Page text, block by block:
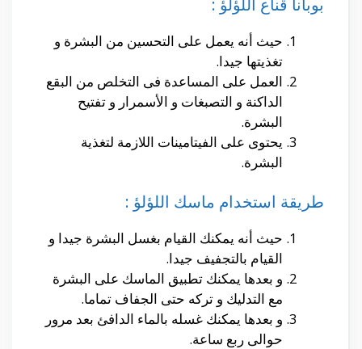
حيث أنه يعمل على التحسين من البشرة و
تغذيتها جيدا.
العمل على المساعدة فى التخلص من البقع
الداكنة و التصبغات و الأسمرار و تفتيح
البشرة.
يحتوى على الفيتامينات اللازمة لتغذية
البشرة.
طريقة استخدام ماسك اللؤلؤ :
حيث أنه يمكنك القيام بغسل البشرة جيدا و
القيام بالتجفيف جيدا.
و بعدها يمكنك تطبيق الماسك على البشرة
مع التدليك و تركه حتى الجفاف تماما.
و بعدها يمكنك غسله بالماء الدافئ بعد مرور
حوالى ربع ساعة.